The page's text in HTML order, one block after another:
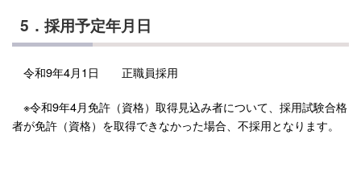
5．採用予定年月日
令和9年4月1日 正職員採用
※令和9年4月免許（資格）取得見込み者について、採用試験合格
者が免許（資格）を取得できなかった場合、不採用となります。